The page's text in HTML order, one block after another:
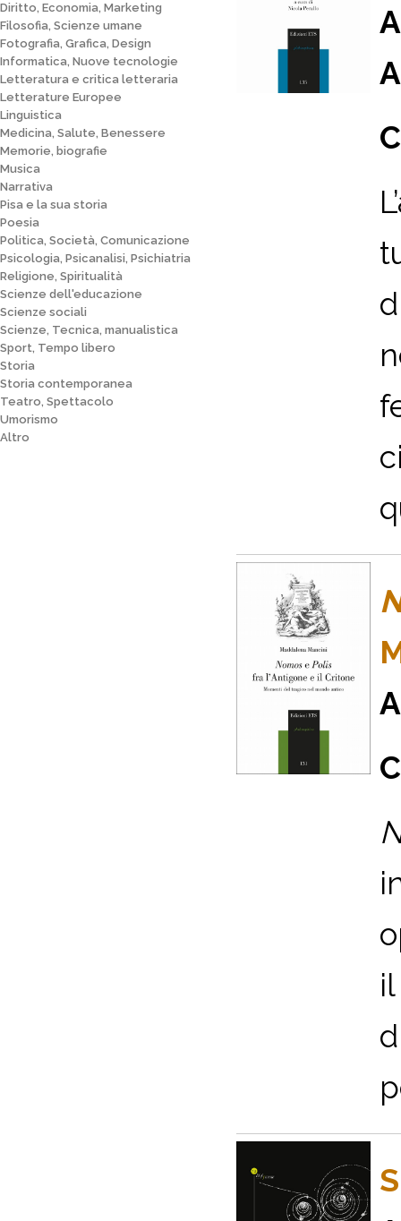
Diritto, Economia, Marketing
Filosofia, Scienze umane
Fotografia, Grafica, Design
Informatica, Nuove tecnologie
Letteratura e critica letteraria
Letterature Europee
Linguistica
Medicina, Salute, Benessere
Memorie, biografie
Musica
Narrativa
Pisa e la sua storia
Poesia
Politica, Società, Comunicazione
Psicologia, Psicanalisi, Psichiatria
Religione, Spiritualità
Scienze dell'educazione
Scienze sociali
Scienze, Tecnica, manualistica
Sport, Tempo libero
Storia
Storia contemporanea
Teatro, Spettacolo
Umorismo
Altro